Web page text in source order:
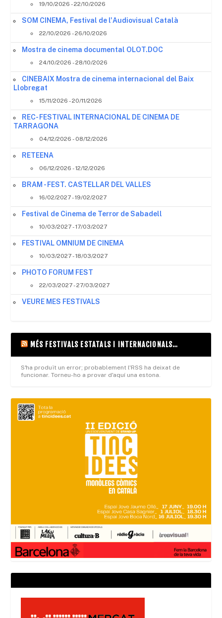
19/10/2026 - 22/10/2026
SOM CINEMA, Festival de l'Audiovisual Català
22/10/2026 - 26/10/2026
Mostra de cinema documental OLOT.DOC
24/10/2026 - 28/10/2026
CINEBAIX Mostra de cinema internacional del Baix
Llobregat
15/11/2026 - 20/11/2026
REC- FESTIVAL INTERNACIONAL DE CINEMA DE
TARRAGONA
04/12/2026 - 08/12/2026
RETEENA
06/12/2026 - 12/12/2026
BRAM - FEST. CASTELLAR DEL VALLES
16/02/2027 - 19/02/2027
Festival de Cinema de Terror de Sabadell
10/03/2027 - 17/03/2027
FESTIVAL OMNIUM DE CINEMA
10/03/2027 - 18/03/2027
PHOTO FORUM FEST
22/03/2027 - 27/03/2027
VEURE MES FESTIVALS
MÉS FESTIVALS ESTATALS I INTERNACIONALS…
S'ha produït un error; probablement l'RSS ha deixat de
funcionar. Torneu-ho a provar d'aquí una estona.